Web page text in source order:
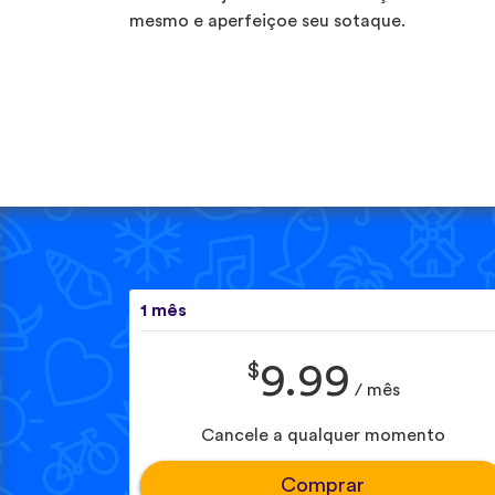
mesmo e aperfeiçoe seu sotaque.
1 mês
$9.99 / mês
Cancele a qualquer momento
Comprar